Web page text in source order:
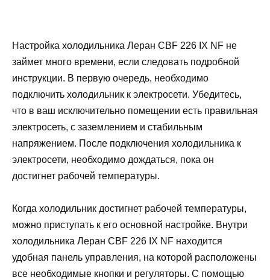
Настройка холодильника Леран CBF 226 IX NF не
займет много времени, если следовать подробной
инструкции. В первую очередь, необходимо
подключить холодильник к электросети. Убедитесь,
что в ваш исключительно помещении есть правильная
электросеть, с заземлением и стабильным
напряжением. После подключения холодильника к
электросети, необходимо дождаться, пока он
достигнет рабочей температуры.
Когда холодильник достигнет рабочей температуры,
можно приступать к его основной настройке. Внутри
холодильника Леран CBF 226 IX NF находится
удобная панель управления, на которой расположены
все необходимые кнопки и регуляторы. С помощью